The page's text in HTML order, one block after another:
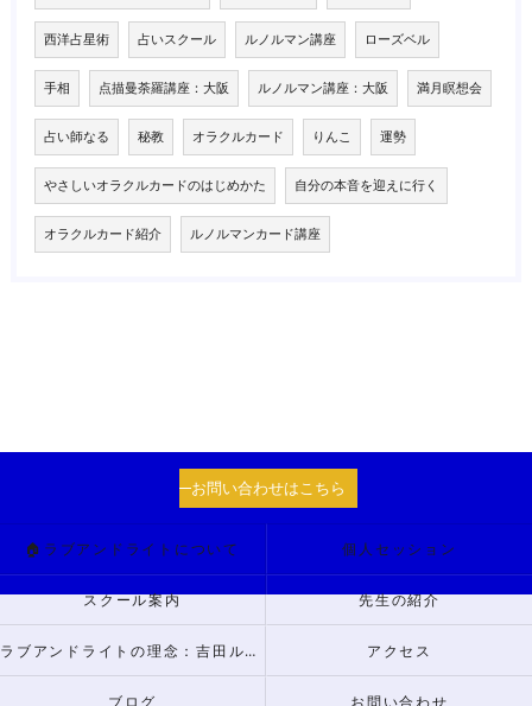
西洋占星術 占いスクール ルノルマン講座 ローズベル
手相 点描曼荼羅講座：大阪 ルノルマン講座：大阪 満月瞑想会
占い師なる 秘教 オラクルカード りんこ 運勢
やさしいオラクルカードのはじめかた 自分の本音を迎えに行く
オラクルカード紹介 ルノルマンカード講座
お問い合わせはこちら
🏠ラブアンドライトについて 個人セッション
スクール案内 先生の紹介
ラブアンドライトの理念：吉田ルナからのメッセージ アクセス
ブログ お問い合わせ